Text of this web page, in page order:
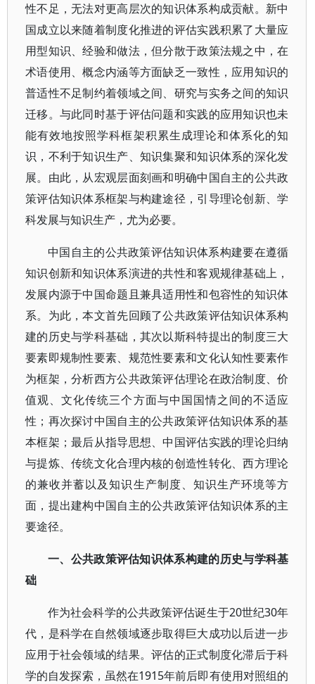
性不足，无法对更高层次的知识体系构成贡献。新中
国成立以来随着制度化推进的评估实践积累了大量应
用型知识、经验和做法，但分散于政策法规之中，在
术语使用、概念内涵等方面缺乏一致性，应用知识的
普适性不足制约着领域之间、研究与实务之间的知识
迁移。与此同时基于评估问题和实践的应用知识也未
能有效地按照学科框架积累生成理论和体系化的知
识，不利于知识生产、知识集聚和知识体系的深化发
展。由此，从宏观层面刻画和明确中国自主的公共政
策评估知识体系框架与构建途径，引导理论创新、学
科发展与知识生产，尤为必要。
中国自主的公共政策评估知识体系构建要在遵循
知识创新和知识体系演进的共性和客观规律基础上，
发展内源于中国命题且兼具适用性和包容性的知识体
系。为此，本文首先回顾了公共政策评估知识体系构
建的历史与学科基础，其次以斯科特提出的制度三大
要素即规制性要素、规范性要素和文化认知性要素作
为框架，分析西方公共政策评估理论在政治制度、价
值观、文化传统三个方面与中国国情之间的不适应
性；再次探讨中国自主的公共政策评估知识体系的基
本框架；最后从指导思想、中国评估实践的理论归纳
与提炼、传统文化合理内核的创造性转化、西方理论
的兼收并蓄以及知识生产制度、知识生产环境等方
面，提出建构中国自主的公共政策评估知识体系的主
要途径。
一、公共政策评估知识体系构建的历史与学科基
础
作为社会科学的公共政策评估诞生于20世纪30年
代，是科学在自然领域逐步取得巨大成功以后进一步
应用于社会领域的结果。评估的正式制度化滞后于科
学的自发探索，虽然在1915年前后即有使用对照组的